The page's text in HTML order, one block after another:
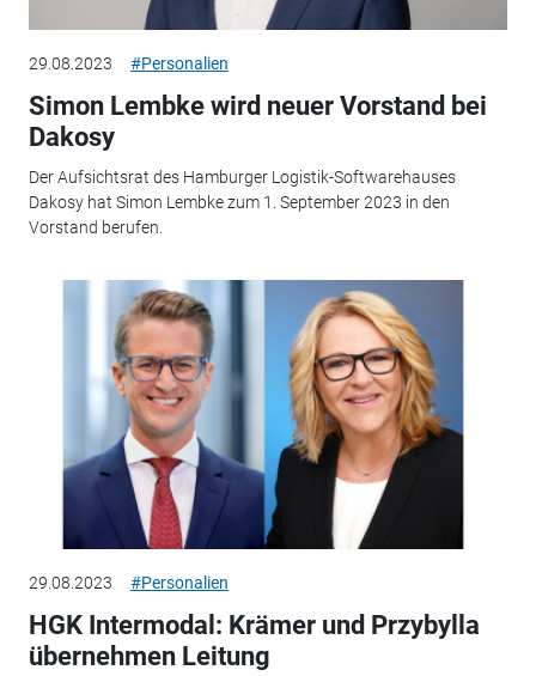
29.08.2023 #Personalien
Simon Lembke wird neuer Vorstand bei
Dakosy
Der Aufsichtsrat des Hamburger Logistik-Softwarehauses
Dakosy hat Simon Lembke zum 1. September 2023 in den
Vorstand berufen.
29.08.2023 #Personalien
HGK Intermodal: Krämer und Przybylla
übernehmen Leitung